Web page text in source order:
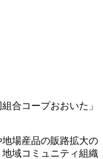
合コープおおいた」
場産品の販路拡大の
域コミュニティ組織